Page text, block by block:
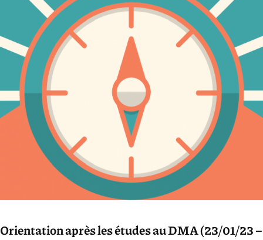
Orientation après les études au DMA (23/01/23 –